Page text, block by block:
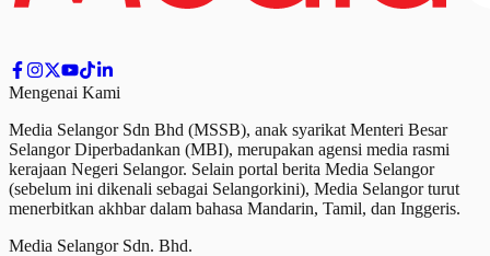
Mengenai Kami
Media Selangor Sdn Bhd (MSSB), anak syarikat Menteri Besar
Selangor Diperbadankan (MBI), merupakan agensi media rasmi
kerajaan Negeri Selangor. Selain portal berita Media Selangor
(sebelum ini dikenali sebagai Selangorkini), Media Selangor turut
menerbitkan akhbar dalam bahasa Mandarin, Tamil, dan Inggeris.
Media Selangor Sdn. Bhd.